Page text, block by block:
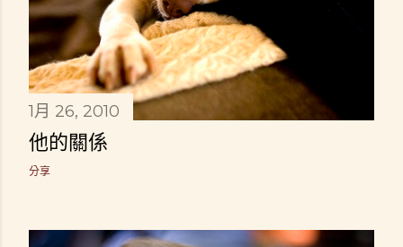
1月 26, 2010
他的關係
分享